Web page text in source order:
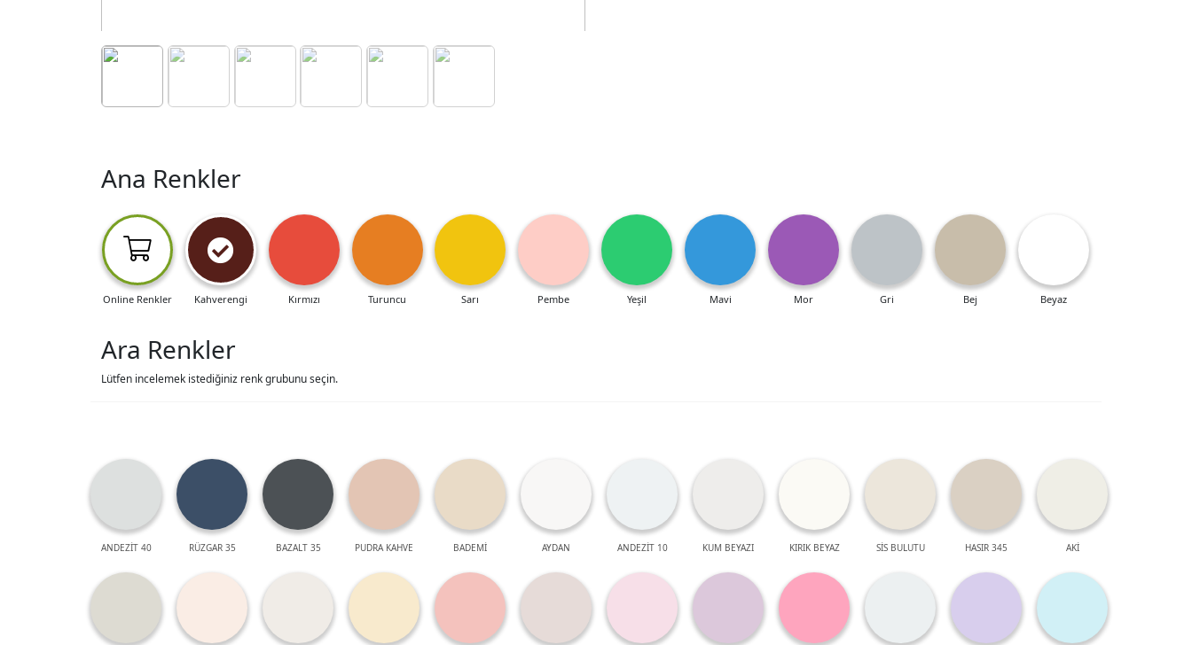
Ana Renkler
Online Renkler Kahverengi Kırmızı Turuncu Sarı Pembe Yeşil Mavi Mor Gri Bej Beyaz
Ara Renkler
Lütfen incelemek istediğiniz renk grubunu seçin.
ANDEZİT 40 RÜZGAR 35 BAZALT 35 PUDRA KAHVE BADEMİ AYDAN ANDEZİT 10 KUM BEYAZI KIRIK BEYAZ SİS BULUTU HASIR 345 AKİ